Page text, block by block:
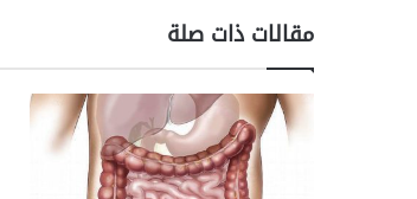
ر
ح
م
مقالات ذات صلة